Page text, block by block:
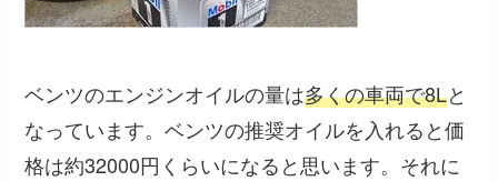
ベンツのエンジンオイルの量は多くの車両で8Lと
なっています。ベンツの推奨オイルを入れると価
格は約32000円くらいになると思います。それに